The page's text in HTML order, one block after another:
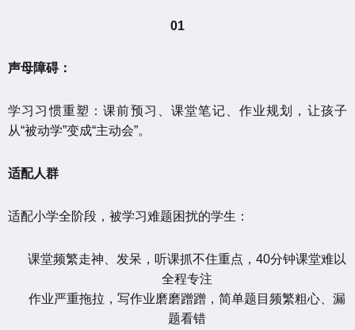
01
声母障碍：
学习习惯重塑：课前预习、课堂笔记、作业规划，让孩子
从“被动学”变成“主动会”。
适配人群
适配小学全阶段，被学习难题困扰的学生：
课堂频繁走神、发呆，听课抓不住重点，40分钟课堂难以
全程专注
作业严重拖拉，写作业磨磨蹭蹭，简单题目频繁粗心、漏
题看错